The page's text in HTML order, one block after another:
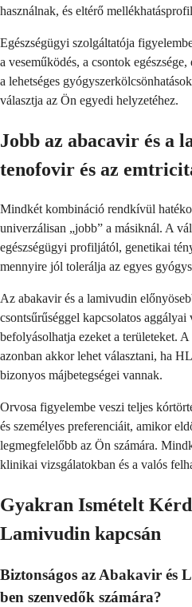
használnak, és eltérő
Egészségügyi szolgáltatója
a veseműködés, a csontok
a lehetséges
választja az Ön egyedi helyzetéhez.
Jobb az abacavir és a
tenofovir és az
Mindkét kombináció rendkívül
univerzálisan „jobb” a másiknál. A
egészségügyi profiljától, genetikai
mennyire jól tolerálja az egyes
Az abakavir és a lamivudin
csontsűrűséggel kapcsolatos
befolyásolhatja ezeket a területeket.
azonban akkor lehet választani, ha
bizonyos májbetegségei vannak.
Orvosa figyelembe veszi teljes
és személyes preferenciáit, amikor
legmegfelelőbb az Ön számára.
klinikai vizsgálatokban és a valós
Gyakran Ismételt
Lamivudin kapcsán
Biztonságos az Abakavir és
ben szenvedők számára?